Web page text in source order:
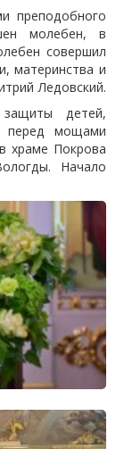
преподобного
молебен, в
совершил
материнства и
Ледовский.
детей,
перед мощами
храме Покрова
Начало